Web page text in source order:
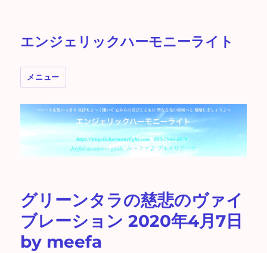
エンジェリックハーモニーライト
メニュー
グリーンタラの慈悲のヴァイ
ブレーション 2020年4月7日
by meefa